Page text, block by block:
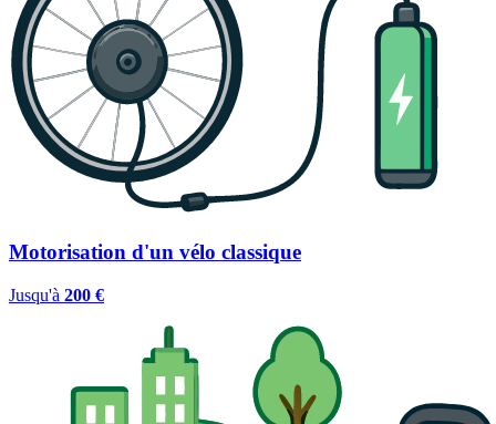
Motorisation d'un vélo classique
Jusqu'à 200 €